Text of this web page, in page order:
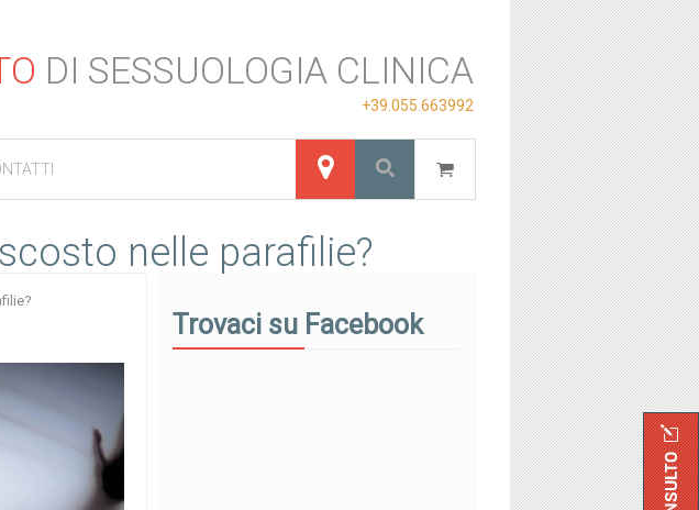
DI SESSUOLOGIA CLINICA
+39.055.663992
nelle parafilie?
Trovaci su Facebook